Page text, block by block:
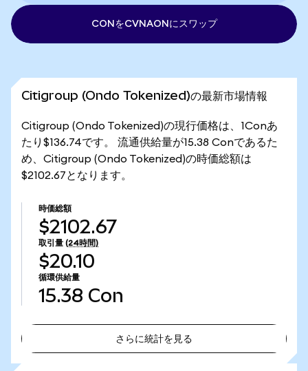
CONをCVNAONにスワップ
Citigroup (Ondo Tokenized)の最新市場情報
Citigroup (Ondo Tokenized)の現行価格は、1Conあ
たり$136.74です。 流通供給量が15.38 Conであるた
め、Citigroup (Ondo Tokenized)の時価総額は
$2102.67となります。
時価総額
$2102.67
取引量 (24時間)
$20.10
循環供給量
15.38 Con
さらに統計を見る